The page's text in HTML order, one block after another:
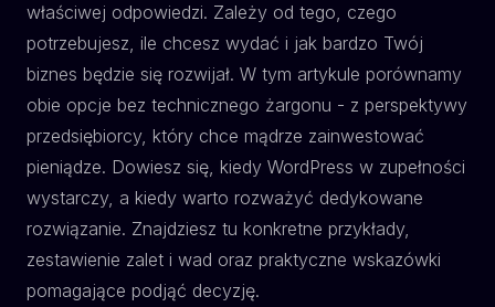
właściwej odpowiedzi. Zależy od tego, czego
potrzebujesz, ile chcesz wydać i jak bardzo Twój
biznes będzie się rozwijał. W tym artykule porównamy
obie opcje bez technicznego żargonu - z perspektywy
przedsiębiorcy, który chce mądrze zainwestować
pieniądze. Dowiesz się, kiedy WordPress w zupełności
wystarczy, a kiedy warto rozważyć dedykowane
rozwiązanie. Znajdziesz tu konkretne przykłady,
zestawienie zalet i wad oraz praktyczne wskazówki
pomagające podjąć decyzję.